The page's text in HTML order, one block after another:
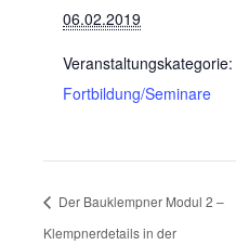
06.02.2019
Veranstaltungskategorie:
Fortbildung/Seminare
Der Bauklempner Modul 2 –
Klempnerdetails in der